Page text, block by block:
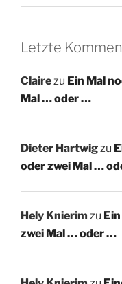
Letzte
Clairezu Ein Mal
Mal … oder …
Dieter Hartwigzu
oder zwei Mal …
Hely Knierim zu
zwei Mal … oder …